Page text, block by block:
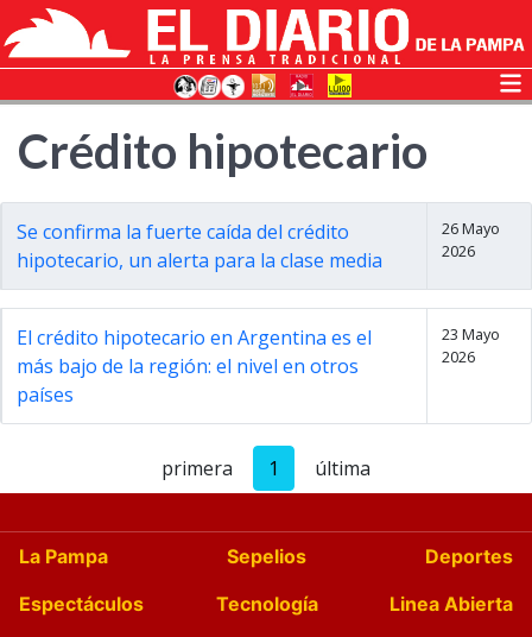
Crédito hipotecario
Se confirma la fuerte caída del crédito
hipotecario, un alerta para la clase media
26 Mayo
2026
El crédito hipotecario en Argentina es el
más bajo de la región: el nivel en otros
países
23 Mayo
2026
primera 1 última
La Pampa Sepelios
Deportes
Espectáculos
Tecnología
Linea Abierta